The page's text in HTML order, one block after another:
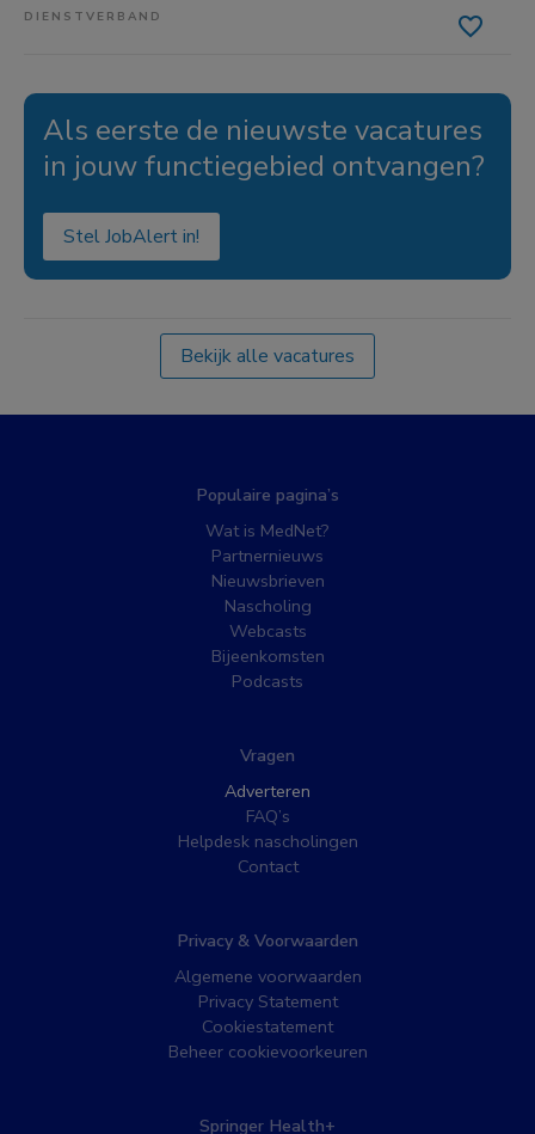
DIENSTVERBAND
Als eerste de nieuwste vacatures
in jouw functiegebied ontvangen?
Stel JobAlert in!
Bekijk alle vacatures
Populaire pagina’s
Wat is MedNet?
Partnernieuws
Nieuwsbrieven
Nascholing
Webcasts
Bijeenkomsten
Podcasts
Vragen
Adverteren
FAQ’s
Helpdesk nascholingen
Contact
Privacy & Voorwaarden
Algemene voorwaarden
Privacy Statement
Cookiestatement
Beheer cookievoorkeuren
Springer Health+